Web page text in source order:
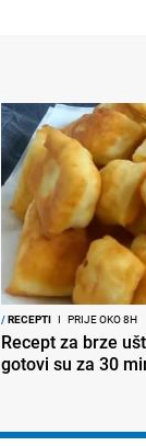
/RECEPTI I PRIJE OKO 8H
Recept za brze
gotovi su za 30